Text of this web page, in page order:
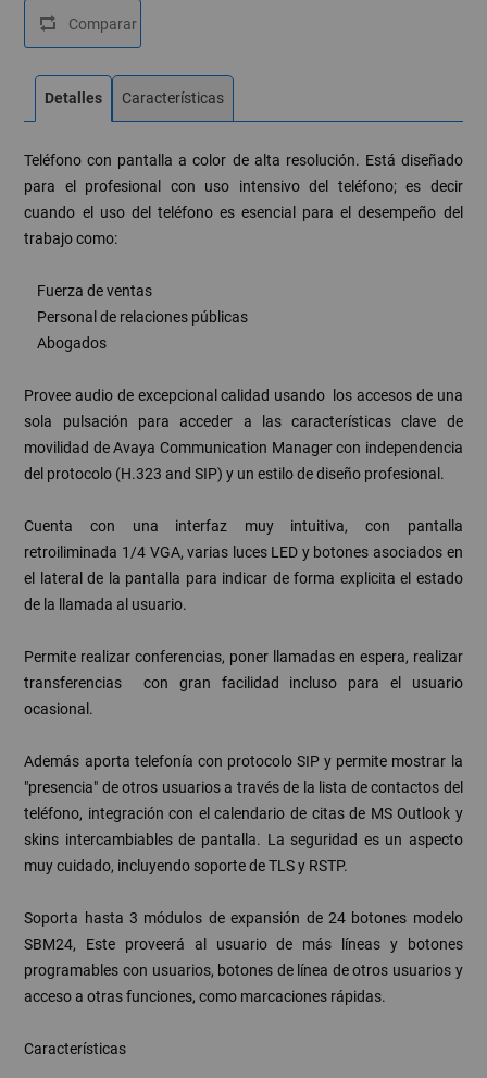
Detalles Características
Teléfono con pantalla a color de alta resolución. Está diseñado
para el profesional con uso intensivo del teléfono; es decir
cuando el uso del teléfono es esencial para el desempeño del
trabajo como:
Fuerza de ventas
Personal de relaciones públicas
Abogados
Provee audio de excepcional calidad usando los accesos de una
sola pulsación para acceder a las características clave de
movilidad de Avaya Communication Manager con independencia
del protocolo (H.323 and SIP) y un estilo de diseño profesional.
Cuenta con una interfaz muy intuitiva, con pantalla
retroiliminada 1/4 VGA, varias luces LED y botones asociados en
el lateral de la pantalla para indicar de forma explicita el estado
de la llamada al usuario.
Permite realizar conferencias, poner llamadas en espera, realizar
transferencias con gran facilidad incluso para el usuario
ocasional.
Además aporta telefonía con protocolo SIP y permite mostrar la
"presencia" de otros usuarios a través de la lista de contactos del
teléfono, integración con el calendario de citas de MS Outlook y
skins intercambiables de pantalla. La seguridad es un aspecto
muy cuidado, incluyendo soporte de TLS y RSTP.
Soporta hasta 3 módulos de expansión de 24 botones modelo
SBM24, Este proveerá al usuario de más líneas y botones
programables con usuarios, botones de línea de otros usuarios y
acceso a otras funciones, como marcaciones rápidas.
Características